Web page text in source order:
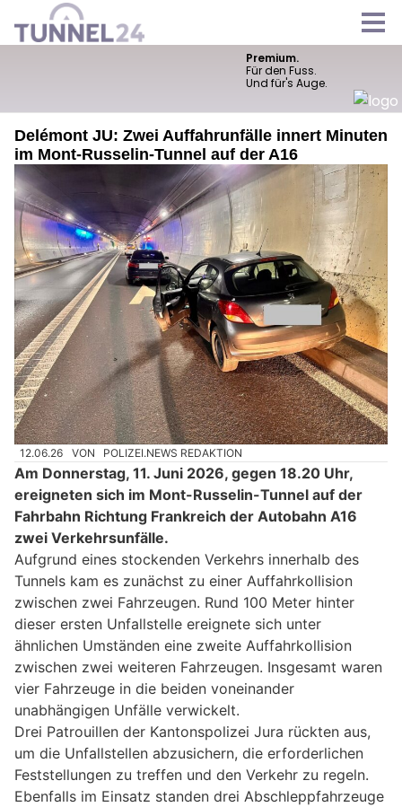
Delémont JU: Zwei Auffahrunfälle innert Minuten
im Mont-Russelin-Tunnel auf der A16
12.06.26 VON POLIZEI.NEWS REDAKTION
Am Donnerstag, 11. Juni 2026, gegen 18.20 Uhr,
ereigneten sich im Mont-Russelin-Tunnel auf der
Fahrbahn Richtung Frankreich der Autobahn A16
zwei Verkehrsunfälle.
Aufgrund eines stockenden Verkehrs innerhalb des
Tunnels kam es zunächst zu einer Auffahrkollision
zwischen zwei Fahrzeugen. Rund 100 Meter hinter
dieser ersten Unfallstelle ereignete sich unter
ähnlichen Umständen eine zweite Auffahrkollision
zwischen zwei weiteren Fahrzeugen. Insgesamt waren
vier Fahrzeuge in die beiden voneinander
unabhängigen Unfälle verwickelt.
Drei Patrouillen der Kantonspolizei Jura rückten aus,
um die Unfallstellen abzusichern, die erforderlichen
Feststellungen zu treffen und den Verkehr zu regeln.
Ebenfalls im Einsatz standen drei Abschleppfahrzeuge